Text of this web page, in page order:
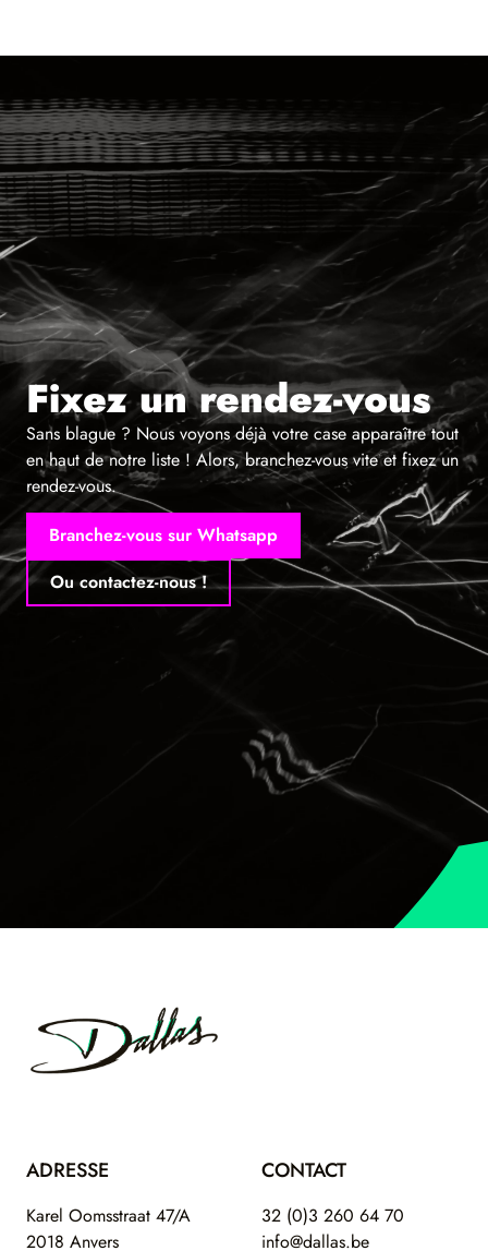
Fixez un rendez-vous
Sans blague ? Nous voyons déjà votre case apparaître tout
en haut de notre liste ! Alors, branchez-vous vite et fixez un
rendez-vous.
Branchez-vous sur Whatsapp
Ou contactez-nous !
ADRESSE
Karel Oomsstraat 47/A
2018 Anvers
CONTACT
32 (0)3 260 64 70
info@dallas.be